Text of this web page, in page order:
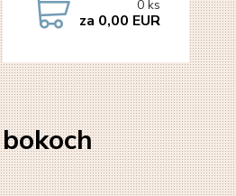
0 ks
za 0,00 EUR